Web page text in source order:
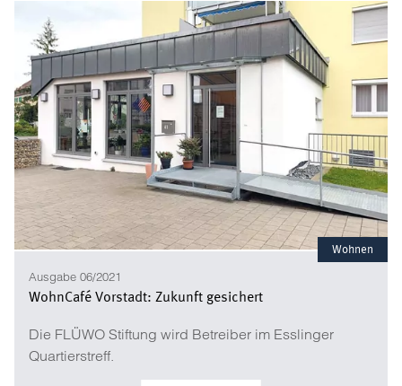
Wohnen
Ausgabe 06/2021
WohnCafé Vorstadt: Zukunft gesichert
Die FLÜWO Stiftung wird Betreiber im Esslinger
Quartierstreff.